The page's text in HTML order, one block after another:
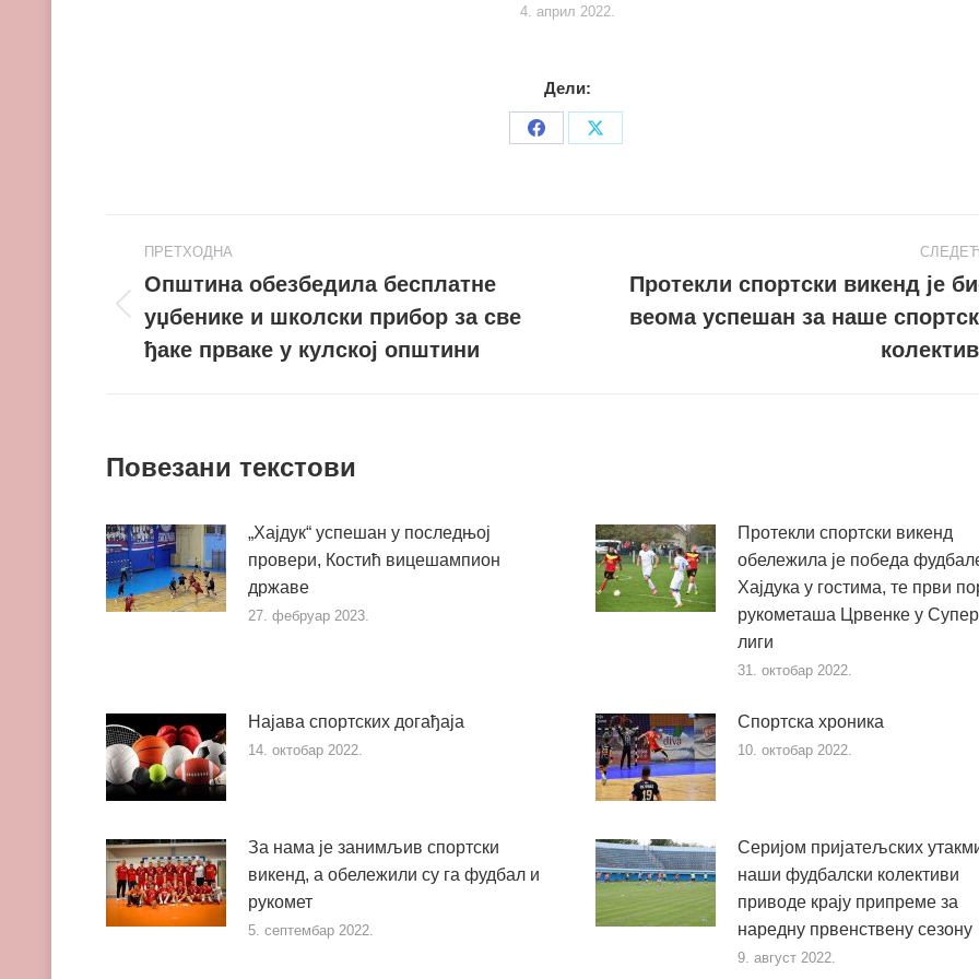
4. април 2022.
Дели:
Share
Share
Post
navigation
ПРЕТХОДНА
Претходни
пост
Општина обезбедила бесплатне
уџбенике и школски прибор за све
ђаке прваке у кулској општини
Следећи
Протекли спортски викенд је
веома успешан за наше
Повезани текстови
„Хајдук“ успешан у последњој
провери, Костић вицешампион
државе
27. фебруар 2023.
Протекли спортски викенд
обележила је победа
Хајдука у гостима, те први
рукометаша Црвенке у
лиги
31. октобар 2022.
Најава спортских догађаја
14. октобар 2022.
Спортска хроника
10. октобар 2022.
За нама је занимљив спортски
викенд, а обележили су га фудбал и
рукомет
5. септембар 2022.
Серијом пријатељских
наши фудбалски колективи
приводе крају припреме за
наредну првенствену сезону
9. август 2022.